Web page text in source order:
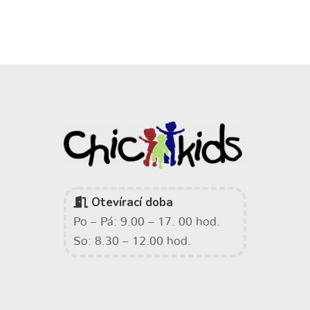
Otevírací doba
Po – Pá: 9.00 – 17. 00 hod.
So: 8.30 – 12.00 hod.